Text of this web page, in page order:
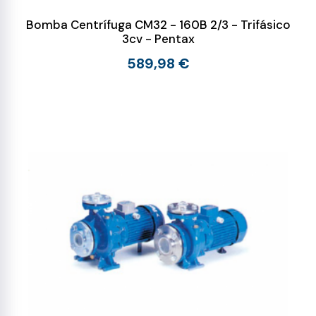
Bomba Centrífuga CM32 - 160B 2/3 - Trifásico
3cv - Pentax
589,98 €